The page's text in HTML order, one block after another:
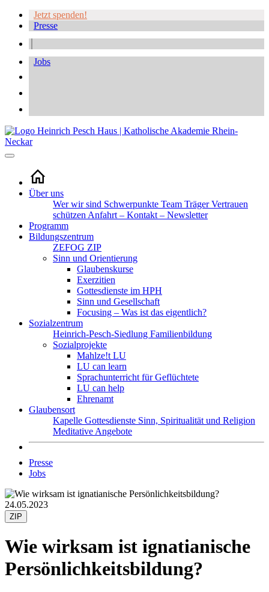
Jetzt spenden!
Presse
Jobs
Über uns
Wer wir sind Schwerpunkte Team TrägerVertrauen
schützen Anfahrt – Kontakt – Newsletter
Programm
Bildungszentrum
ZEFOG ZIP
Sinn und Orientierung
Glaubenskurse
Exerzitien
Gottesdienste im HPH
Sinn und Gesellschaft
Focusing – Was ist das eigentlich?
Sozialzentrum
Heinrich-Pesch-Siedlung Familienbildung
Sozialprojekte
Mahlze!t LU
LU can learn
Sprachunterricht für Geflüchtete
LU can help
Ehrenamt
Glaubensort
Kapelle Gottesdienste Sinn, Spiritualität und Religion
Meditative Angebote
Presse
Jobs
24.05.2023
ZIP
Wie wirksam ist ignatianische
Persönlichkeitsbildung?